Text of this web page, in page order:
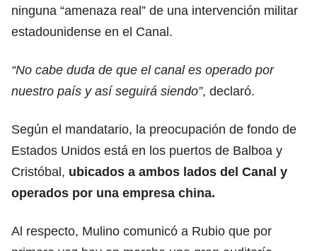
ninguna “amenaza real” de una intervención militar
estadounidense en el Canal.
“No cabe duda de que el canal es operado por
nuestro país y así seguirá siendo”, declaró.
Según el mandatario, la preocupación de fondo de
Estados Unidos está en los puertos de Balboa y
Cristóbal, ubicados a ambos lados del Canal y
operados por una empresa china.
Al respecto, Mulino comunicó a Rubio que por